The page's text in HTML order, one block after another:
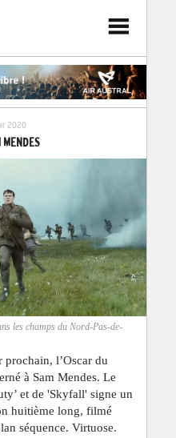
2020
MENDES
les champs du Nord-Pas-de-
l’Oscar du
à Sam Mendes. Le
et de 'Skyfall' signe un
huitième long, filmé
séquence. Virtuose.